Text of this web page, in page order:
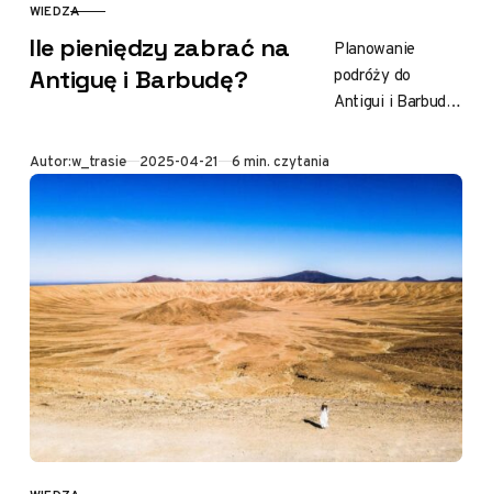
KATEGORIA
WIEDZA
Ile pieniędzy zabrać na
Antiguę i Barbudę?
Planowanie
podróży do
Antigui i Barbudy
pytaniami, a
jednym z
najważniejszych
jest budżet. To
wyspiarskie
państwo…
Autor:w_trasie Opublikowano
2025-04-21 6 min. czytania